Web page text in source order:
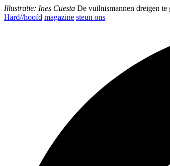
Illustratie: Ines Cuesta De vuilnismannen dreigen
Hard//hoofd magazine steun ons